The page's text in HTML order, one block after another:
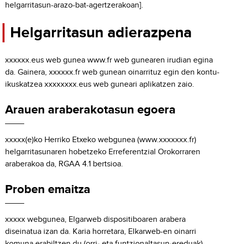
helgarritasun-arazo-bat-agertzerakoan].
Helgarritasun adierazpena
xxxxxx.eus web gunea www.fr web gunearen irudian egina
da. Gainera, xxxxxx.fr web gunean oinarrituz egin den kontu-
ikuskatzea xxxxxxxx.eus web guneari aplikatzen zaio.
Arauen araberakotasun egoera
xxxxx(e)ko Herriko Etxeko webgunea (www.xxxxxxx.fr)
helgarritasunaren hobetzeko Erreferentzial Orokorraren
araberakoa da, RGAA 4.1 bertsioa.
Proben emaitza
xxxxx webgunea, Elgarweb dispositiboaren arabera
diseinatua izan da. Karia horretara, Elkarweb-en oinarri